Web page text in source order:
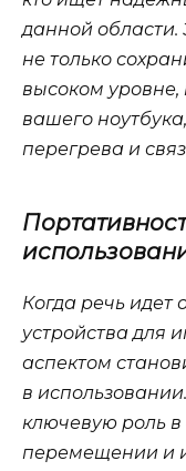
данной области.
не только
высоком уровне,
вашего
перегрева и
Когда речь идет
устройства для
аспектом
в
ключевую роль
перемещении и